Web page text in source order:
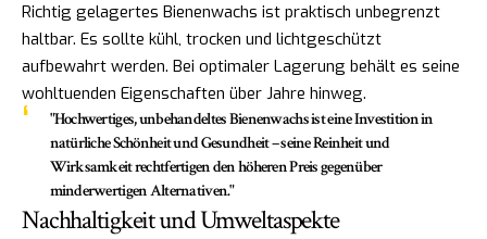
Richtig gelagertes Bienenwachs ist praktisch unbegrenzt
haltbar. Es sollte kühl, trocken und lichtgeschützt
aufbewahrt werden. Bei optimaler Lagerung behält es seine
wohltuenden Eigenschaften über Jahre hinweg.
"Hochwertiges, unbehandeltes Bienenwachs ist eine Investition in
natürliche Schönheit und Gesundheit – seine Reinheit und
Wirksamkeit rechtfertigen den höheren Preis gegenüber
minderwertigen Alternativen."
Nachhaltigkeit und Umweltaspekte